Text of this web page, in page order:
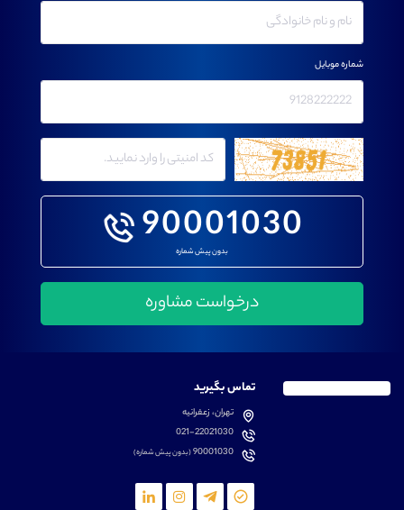
90001030
بدون پیش شماره
شماره موبایل
تماس بگیرید
تهران، زعفرانیه
021-22021030
90001030(بدون پیش شماره)